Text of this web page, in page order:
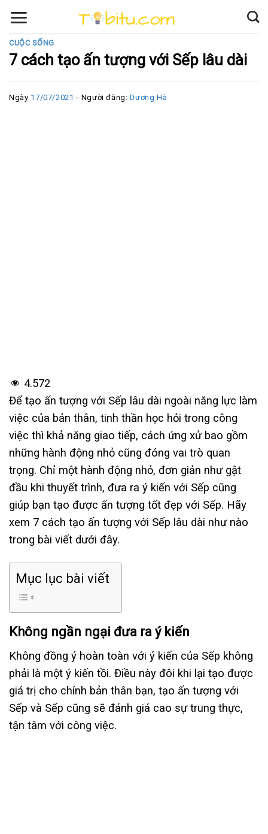
content
CUỘC SỐNG
7 cách tạo ấn tượng với Sếp lâu dài
Ngày 17/07/2021 - Người đăng:Dương Hà
4.572
Để tạo ấn tượng với Sếp lâu dài ngoài năng lực làm
việc của bản thân, tinh thần học hỏi trong công
việc thì khả năng giao tiếp, cách ứng xử bao gồm
những hành động nhỏ cũng đóng vai trò quan
trọng. Chỉ một hành động nhỏ, đơn giản như gật
đầu khi thuyết trình, đưa ra ý kiến với Sếp cũng
giúp bạn tạo được ấn tượng tốt đẹp với Sếp. Hãy
xem 7 cách tạo ấn tượng với Sếp lâu dài như nào
trong bài viết dưới đây.
Mục lục bài viết
Không ngần ngại đưa ra ý kiến
Không đồng ý hoàn toàn với ý kiến của Sếp không
phải là một ý kiến tồi. Điều này đôi khi lại tạo được
giá trị cho chính bản thân bạn, tạo ấn tượng với
Sếp và Sếp cũng sẽ đánh giá cao sự trung thực,
tận tâm với công việc.